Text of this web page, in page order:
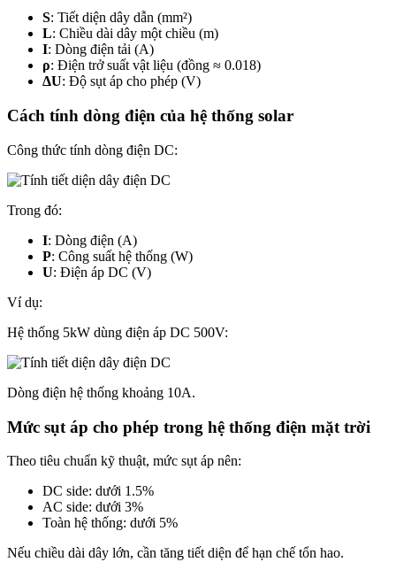
S: Tiết diện dây dẫn (mm²)
L: Chiều dài dây một chiều (m)
I: Dòng điện tải (A)
ρ: Điện trở suất vật liệu (đồng ≈ 0.018)
ΔU: Độ sụt áp cho phép (V)
Cách tính dòng điện của hệ thống solar
Công thức tính dòng điện DC:
Trong đó:
I: Dòng điện (A)
P: Công suất hệ thống (W)
U: Điện áp DC (V)
Ví dụ:
Hệ thống 5kW dùng điện áp DC 500V:
Dòng điện hệ thống khoảng 10A.
Mức sụt áp cho phép trong hệ thống điện mặt trời
Theo tiêu chuẩn kỹ thuật, mức sụt áp nên:
DC side: dưới 1.5%
AC side: dưới 3%
Toàn hệ thống: dưới 5%
Nếu chiều dài dây lớn, cần tăng tiết diện để hạn chế tổn hao.